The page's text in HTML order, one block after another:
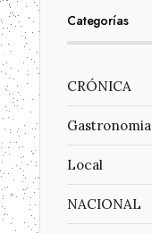
Categorías
CRÓNICA
Gastronomia
Local
NACIONAL